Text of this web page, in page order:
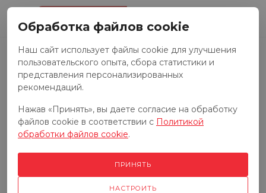
Запчасти к тракторам
Запчасти к грузовым автомобилям
Обработка файлов cookie
Наш сайт использует файлы cookie для улучшения
пользовательского опыта, сбора статистики и
представления персонализированных
рекомендаций.
Нажав «Принять», вы даете согласие на обработку
файлов cookie в соответствии с Политикой
обработки файлов cookie.
НАСТРОИТЬ
ПРИНЯТЬ